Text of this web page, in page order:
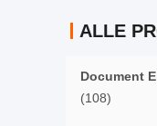
ALLE
Document
(108)